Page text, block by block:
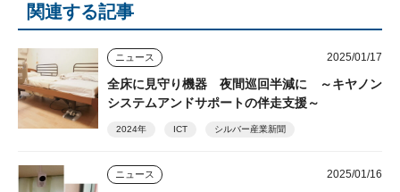
関連する記事
ニュース 2025/01/17
全床に見守り機器 夜間巡回半減に ～キヤノン
システムアンドサポートの伴走支援～
2024年 ICT シルバー産業新聞
ニュース 2025/01/16